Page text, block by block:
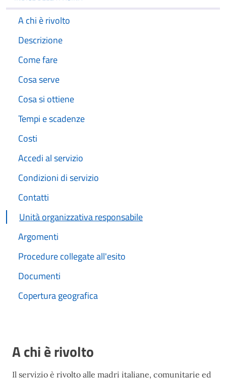
A chi è rivolto
Descrizione
Come fare
Cosa serve
Cosa si ottiene
Tempi e scadenze
Costi
Accedi al servizio
Condizioni di servizio
Contatti
Unità organizzativa responsabile
Argomenti
Procedure collegate all'esito
Documenti
Copertura geografica
A chi è rivolto
Il servizio è rivolto alle madri italiane, comunitarie ed